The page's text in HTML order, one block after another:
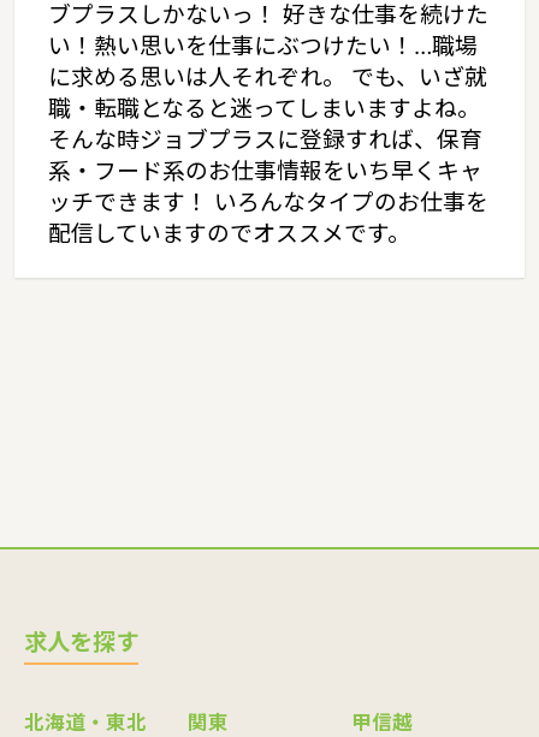
ブプラスしかないっ！ 好きな仕事を続けた
い！熱い思いを仕事にぶつけたい！…職場
に求める思いは人それぞれ。 でも、いざ就
職・転職となると迷ってしまいますよね。
そんな時ジョブプラスに登録すれば、保育
系・フード系のお仕事情報をいち早くキャ
ッチできます！ いろんなタイプのお仕事を
配信していますのでオススメです。
求人を探す
北海道・東北 関東 甲信越